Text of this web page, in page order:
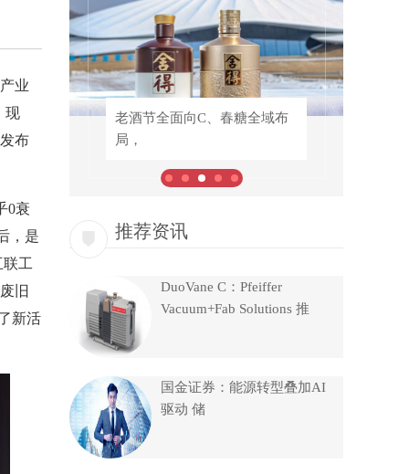
业
现
布
0衰
，是
工
旧
新活
钠
老酒节全面向C、春糖全域布
局，
老酒节全面向C、春糖全域布
局，
推荐资讯
DuoVane C：Pfeiffer
Vacuum+Fab Solutions 推
国金证券：能源转型叠加AI
驱动 储